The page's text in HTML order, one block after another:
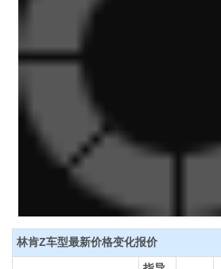
林肯Z车型最新价格变化报价